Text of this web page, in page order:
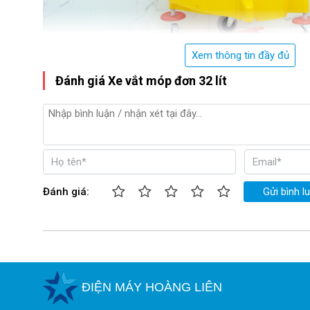
Xem thông tin đầy đủ
Đánh giá Xe vắt móp đơn 32 lít
Đánh giá: Gửi bình
ĐIỆN MÁY HOÀNG LIÊN